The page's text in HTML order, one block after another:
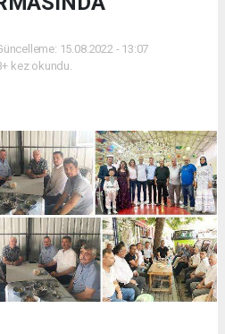
15.08.2022 - 13:07
kez okundu.